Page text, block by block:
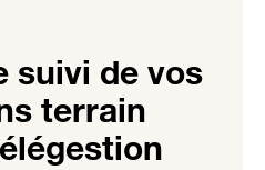
suivi de vos
terrain